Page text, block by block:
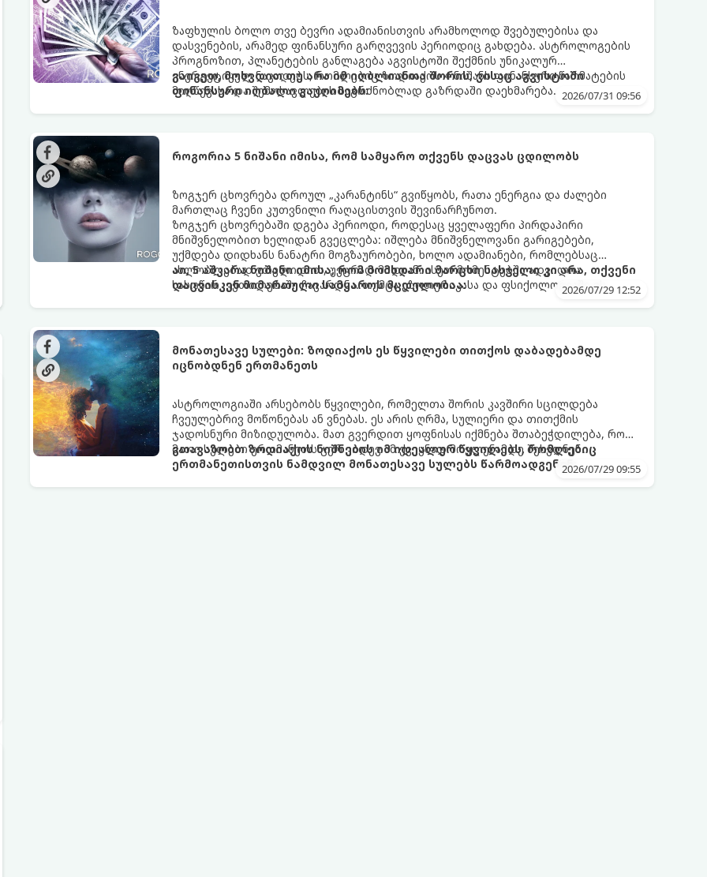
ზაფხულის ბოლო თვე ბევრი ადამიანისთვის არამხოლოდ შვებულებისა და
დასვენების, არამედ ფინანსური გარღვევის პერიოდიც გახდება. ასტროლოგების
პროგნოზით, პლანეტების განლაგება აგვისტოში შექმნის უნიკალურ
ენერგეტიკულ ნაკადებს, რომლებიც ზოდიაქოს 4 ნიშანს ფინანსური წარმატების
მიღწევასა და შემოსავლების საგრძნობლად გაზრდაში დაეხმარება.
გაიგეთ, მოხვდით თუ არა იმ იღბლიანთა შორის, ვისაც აგვისტოში
ფინანსური იღბალი გაუღიმებს:
2026/07/31 09:56
როგორია 5 ნიშანი იმისა, რომ სამყარო თქვენს დაცვას ცდილობს
ზოგჯერ ცხოვრება დროულ „კარანტინს“ გვიწყობს, რათა ენერგია და ძალები
მართლაც ჩვენი კუთვნილი რაღაცისთვის შევინარჩუნოთ.
ზოგჯერ ცხოვრებაში დგება პერიოდი, როდესაც ყველაფერი პირდაპირი
მნიშვნელობით ხელიდან გვეცლება: იშლება მნიშვნელოვანი გარიგებები,
უქმდება დიდხანს ნანატრი მოგზაურობები, ხოლო ადამიანები, რომლებსაც
ახლობლებად ვთვლიდით, უეცრად მიდიან. ასეთ მომენტებში ადვილია
სასოწარკვეთილებაში ჩავარდნა. თუმცა ეზოთერიკასა და ფსიქოლოგიაში ეს
აი, 5 აშკარა ნიშანი იმისა, რომ მომხდარი მარცხი სასჯელი კი არა, თქვენი
დაცვისკენ მიმართული სამყაროს მცდელობაა:
2026/07/29 12:52
მონათესავე სულები: ზოდიაქოს ეს წყვილები თითქოს დაბადებამდე
იცნობდნენ ერთმანეთს
ასტროლოგიაში არსებობს წყვილები, რომელთა შორის კავშირი სცილდება
ჩვეულებრივ მოწონებას ან ვნებას. ეს არის ღრმა, სულიერი და თითქმის
ჯადოსნური მიზიდულობა. მათ გვერდით ყოფნისას იქმნება შთაბეჭდილება, რომ
მათი სულები ერთმანეთს ჯერ კიდევ ამ ქვეყნად მოვლენამდე შეხვდნენ.
გთავაზობთ ზოდიაქოს ნიშნების იმ იდეალურ წყვილებს, რომლებიც
ერთმანეთისთვის ნამდვილ მონათესავე სულებს წარმოადგენენ:2026/07/29 09:55